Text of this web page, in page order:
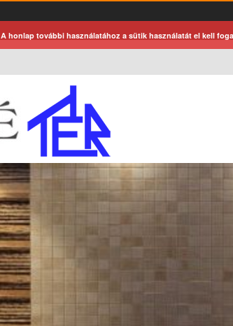
A honlap további használatához a sütik használatát el kell